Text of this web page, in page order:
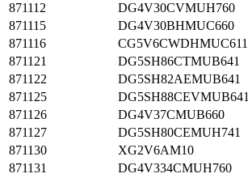
871112
DG4V30CVMUH760
871115
DG4V30BHMUC660
871116
CG5V6CWDHMUC611
871121
DG5SH86CTMUB641
871122
DG5SH82AEMUB641
871125
DG5SH88CEVMUB641
871126
DG4V37CMUB660
871127
DG5SH80CEMUH741
871130
XG2V6AM10
871131
DG4V334CMUH760